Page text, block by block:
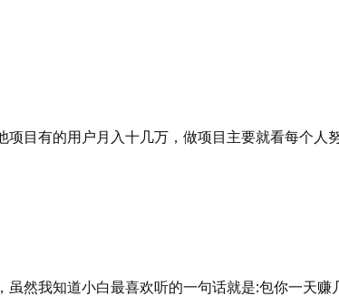
目有的用户月入十几万，做项目主要就看每个人
然我知道小白最喜欢听的一句话就是:包你一天赚